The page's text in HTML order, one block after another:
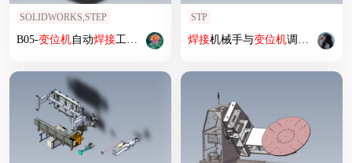
SOLIDWORKS,STEP
B05-变位机自动焊接工作站
STP
焊接机械手与变位机调试模拟